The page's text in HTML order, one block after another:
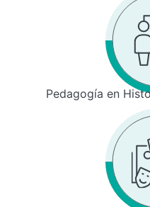
Pedagogía en